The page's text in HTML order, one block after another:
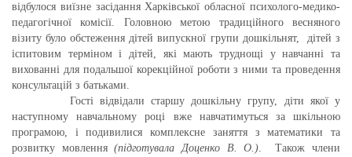
відбулося виїзне засідання Харківської обласної психолого-медико-
педагогічної комісії. Головною метою традиційного весняного
візиту було обстеження дітей випускної групи дошкільнят, дітей з
іспитовим терміном і дітей, які мають труднощі у навчанні та
вихованні для подальшої корекційної роботи з ними та проведення
консультацій з батьками.
Гості відвідали старшу дошкільну групу, діти якої у
наступному навчальному році вже навчатимуться за шкільною
програмою, і подивилися комплексне заняття з математики та
розвитку мовлення(підготувала Доценко В. О.). Також члени